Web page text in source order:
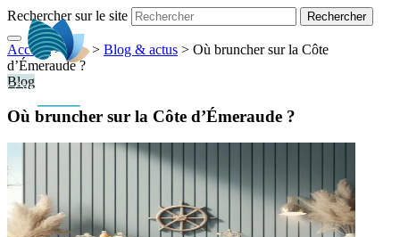
Rechercher sur le site
Accueil> ... >> Blog & actus > Où bruncher sur la Côte
d’Émeraude ?
Blog
Où bruncher sur la Côte d’Émeraude ?